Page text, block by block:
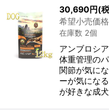
30,690円(
希望小売価格
在庫数 2個
アンブロシ
体重管理の
関節が気に
ーが気にな
が好きな成